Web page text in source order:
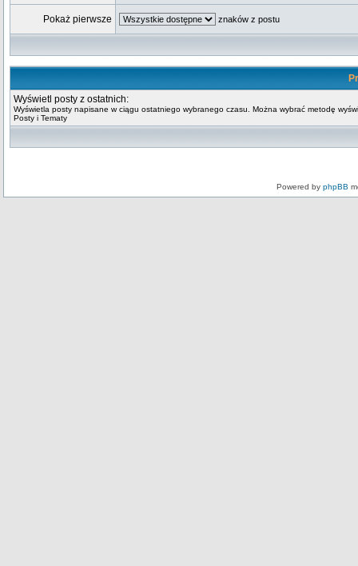
Pokaż pierwsze znaków z postu
Wyświetl posty z ostatnich:
Wyświetla posty napisane w ciągu ostatniego wybranego czasu. Można wybrać metodę
Posty i Tematy
Powered by phpBB